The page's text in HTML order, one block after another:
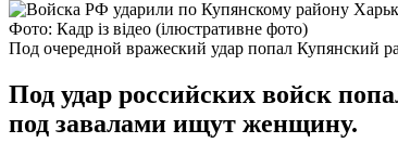
Фото: Кадр із відео (ілюстративне фото)
Под очередной вражеский удар попал Купянский
Под удар российских войск
под завалами ищут женщину.